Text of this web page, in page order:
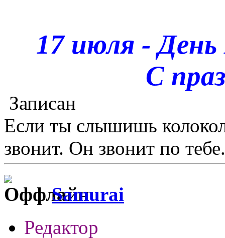
17 июля -
С
Записан
Если ты слышишь
звонит. Он звонит по
Samurai
Редактор